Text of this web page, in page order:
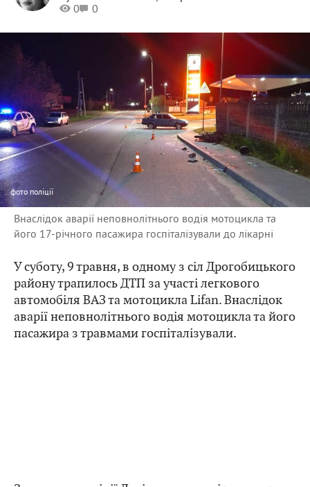
0
0
фотополіції
Внаслідок аварії неповнолітнього водія мотоцикла та
його 17-річного пасажира госпіталізували до лікарні
У суботу, 9 травня, в одному з сіл Дрогобицького
району трапилось ДТП за участі легкового
автомобіля ВАЗ та мотоцикла Lifan. Внаслідок
аварії неповнолітнього водія мотоцикла та його
пасажира з травмами госпіталізували.